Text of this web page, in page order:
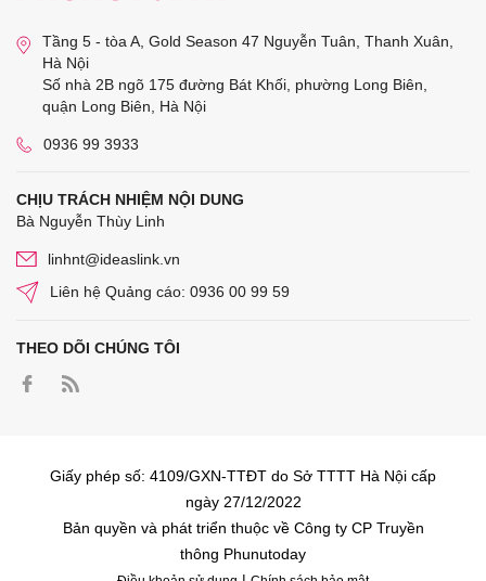
Tầng 5 - tòa A, Gold Season 47 Nguyễn Tuân, Thanh Xuân,
Hà Nội
Số nhà 2B ngõ 175 đường Bát Khối, phường Long Biên,
quận Long Biên, Hà Nội
0936 99 3933
CHỊU TRÁCH NHIỆM NỘI DUNG
Bà Nguyễn Thùy Linh
linhnt@ideaslink.vn
Liên hệ Quảng cáo: 0936 00 99 59
THEO DÕI CHÚNG TÔI
Giấy phép số: 4109/GXN-TTĐT do Sở TTTT Hà Nội cấp
ngày 27/12/2022
Bản quyền và phát triển thuộc về Công ty CP Truyền
thông Phunutoday